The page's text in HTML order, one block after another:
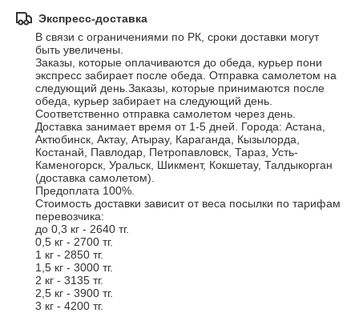
Экспресс-доставка
В связи с ограничениями по РК, сроки доставки могут
быть увеличены.
Заказы, которые оплачиваются до обеда, курьер пони
экспресс забирает после обеда. Отправка самолетом на
следующий день.Заказы, которые принимаются после
обеда, курьер забирает на следующий день.
Соответственно отправка самолетом через день.
Доставка занимает время от 1-5 дней. Города: Астана,
Актюбинск, Актау, Атырау, Караганда, Кызылорда,
Костанай, Павлодар, Петропавловск, Тараз, Усть-
Каменогорск, Уральск, Шикмент, Кокшетау, Талдыкорган
(доставка самолетом).
Предоплата 100%.
Стоимость доставки зависит от веса посылки по тарифам
перевозчика:
до 0,3 кг - 2640 тг.
0,5 кг - 2700 тг.
1 кг - 2850 тг.
1,5 кг - 3000 тг.
2 кг - 3135 тг.
2,5 кг - 3900 тг.
3 кг - 4200 тг.